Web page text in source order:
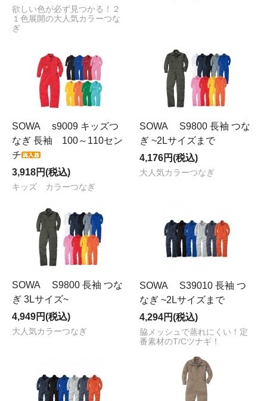
欲しい色が必ず見つかる！２
１色展開の大人気カラーつな
ぎ
SOWA s9009 キッズつ
なぎ 長袖 100～110セン
チ
3,918円(税込)
キッズ カラーつなぎ
SOWA S9800 長袖 つな
ぎ ~2Lサイズまで
4,176円(税込)
大人気カラーつなぎ
SOWA S9800 長袖 つな
ぎ 3Lサイズ~
4,949円(税込)
大人気カラーつなぎ
SOWA S39010 長袖 つ
なぎ ~2Lサイズまで
4,294円(税込)
脇メッシュで蒸れにくい！定
番素材のT/Cツナギ！